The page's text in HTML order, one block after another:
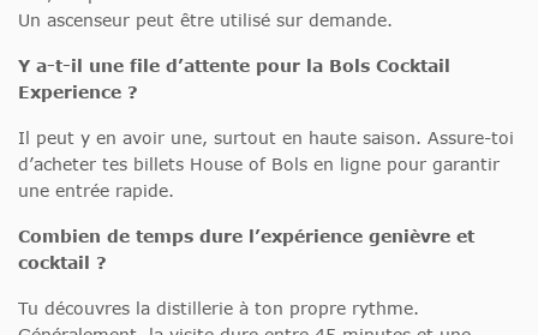
Un ascenseur peut être utilisé sur demande.
Y a-t-il une file d’attente pour la Bols Cocktail
Experience ?
Il peut y en avoir une, surtout en haute saison. Assure-toi
d’acheter tes billets House of Bols en ligne pour garantir
une entrée rapide.
Combien de temps dure l’expérience genièvre et
cocktail ?
Tu découvres la distillerie à ton propre rythme.